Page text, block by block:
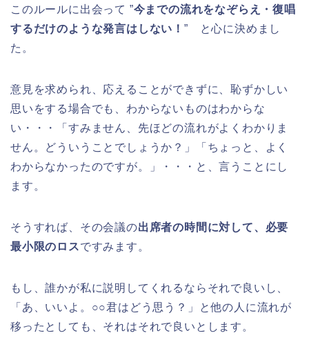
このルールに出会って ”今までの流れをなぞらえ・復唱
するだけのような発言はしない！ ” と心に決めまし
た。
意見を求められ、応えることができずに、恥ずかしい
思いをする場合でも、わからないものはわからな
い・・・「すみません、先ほどの流れがよくわかりま
せん。どういうことでしょうか？」「ちょっと、よく
わからなかったのですが。」・・・と、言うことにし
ます。
そうすれば、その会議の出席者の時間に対して、必要
最小限のロスですみます。
もし、誰かが私に説明してくれるならそれで良いし、
「あ、いいよ。○○君はどう思う？」と他の人に流れが
移ったとしても、それはそれで良いとします。